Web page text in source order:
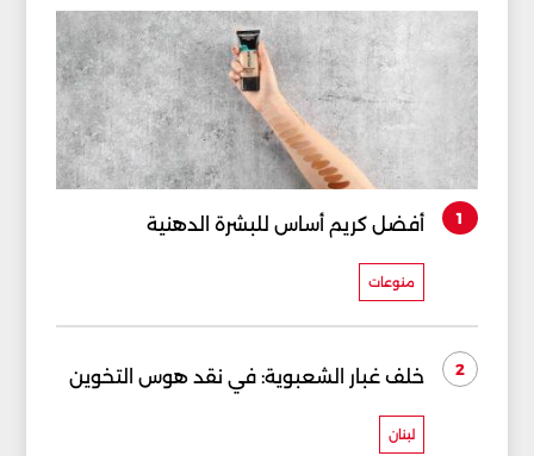
1 أفضل كريم أساس للبشرة الدهنية
منوعات
2 خلف غبار الشعبوية: في نقد هوس التخوين
لبنان